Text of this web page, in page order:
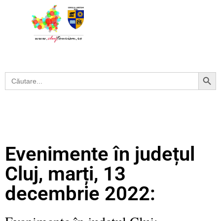
Search
for:
Search Button
Evenimente în județul
Cluj, marți, 13
decembrie 2022: